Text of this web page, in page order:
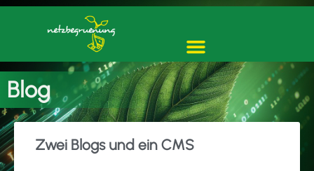
Blog
Zwei Blogs und ein CMS